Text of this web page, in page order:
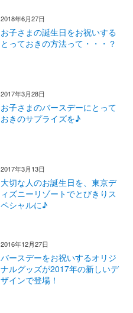
2018年6月27日
お子さまの誕生日をお祝いする
とっておきの方法って・・・？
2017年3月28日
お子さまのバースデーにとって
おきのサプライズを♪
2017年3月13日
大切な人のお誕生日を、東京デ
ィズニーリゾートでとびきりス
ペシャルに♪
2016年12月27日
バースデーをお祝いするオリジ
ナルグッズが2017年の新しいデ
ザインで登場！